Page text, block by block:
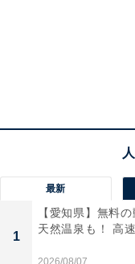
最新
1
【愛知県】無料
天然温泉も！ 高